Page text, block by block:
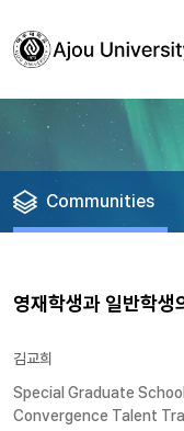
Communities
영재학생과 일반학생
김교희
Special Graduate
Convergence Talent